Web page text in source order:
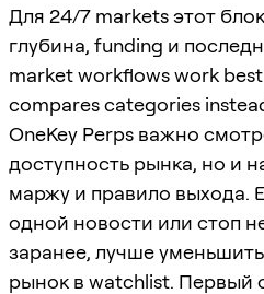
Для 24/7 markets этот
глубина, funding и
market workflows work
compares categories
OneKey Perps важно
доступность рынка, но и
маржу и правило выхода.
одной новости или стоп
заранее, лучше
рынок в watchlist. Первый